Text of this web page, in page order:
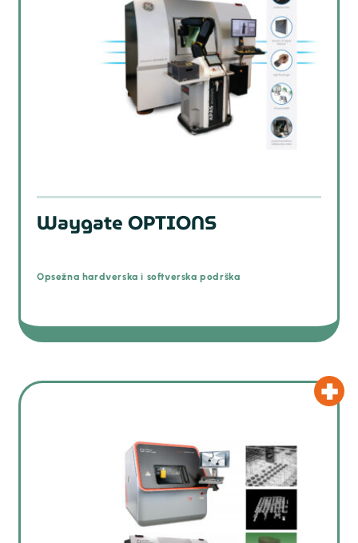
Waygate OPTIONS
Opsežna hardverska i softverska podrška